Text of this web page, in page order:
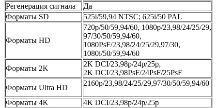
Регенерация сигнала
Да
Форматы SD
525i/59,94 NTSC; 625i/50 PAL
Форматы HD
720p/50/59,94/60, 1080p/23,98/24/25/29,
97/30/50/59,94/60,
1080PsF/23,98/24/25/29,97/30,
1080i/50/59,94/60
Форматы 2K
2K DCI/23,98p/24p/25p,
2K DCI/23,98PsF/24PsF/25PsF
Форматы Ultra HD
2160p/23,98/24/25/29,97/30/50/59,94/60
Форматы 4K 4K DCI/23,98p/24p/25p